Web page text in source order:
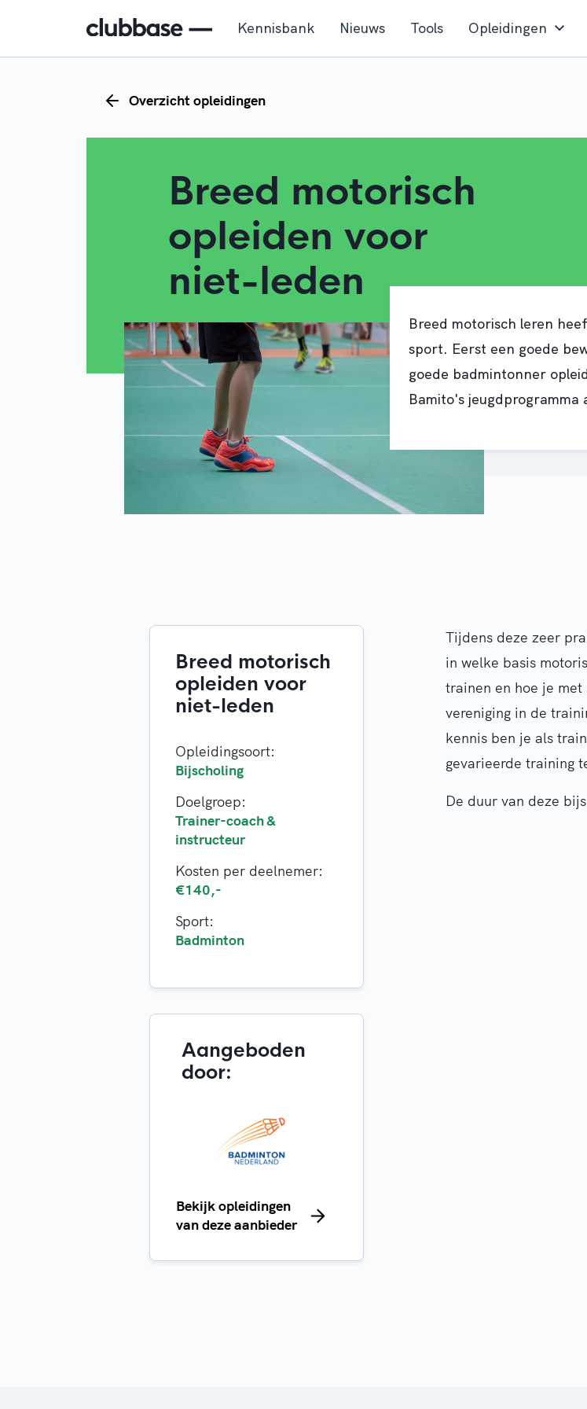
Kennisbank Nieuws Tools Opleidingen
Overzicht opleidingen
Breed motorisch
opleiden voor
niet-leden
Breed motorisch leren
sport. Eerst een goede
goede badmintonner
Bamito's jeugdprogramma
Breed motorisch
opleiden voor
niet-leden
Opleidingsoort:
Bijscholing
Doelgroep:
Trainer-coach &
instructeur
Kosten per deelnemer:
€140,-
Sport:
Badminton
Aangeboden
door:
Bekijk opleidingen
van deze aanbieder
Tijdens deze zeer
in welke basis
trainen en hoe je
vereniging in de
kennis ben je als
gevarieerde training
De duur van deze